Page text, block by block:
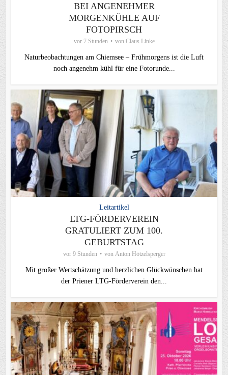
BEI ANGENEHMER
MORGENKÜHLE AUF
FOTOPIRSCH
vor 7 Stunden von Claus Linke
Naturbeobachtungen am Chiemsee – Frühmorgens ist die Luft
noch angenehm kühl für eine Fotorunde...
Leitartikel
LTG-FÖRDERVEREIN
GRATULIERT ZUM 100.
GEBURTSTAG
vor 9 Stunden von Anton Hötzelsperger
Mit großer Wertschätzung und herzlichen Glückwünschen hat
der Priener LTG‑Förderverein den...